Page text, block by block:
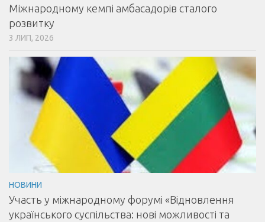
Міжнародному кемпі амбасадорів сталого
розвитку
3 ЛИП, 2026
НОВИНИ
Участь у міжнародному форумі «Відновлення
українського суспільства: нові можливості та